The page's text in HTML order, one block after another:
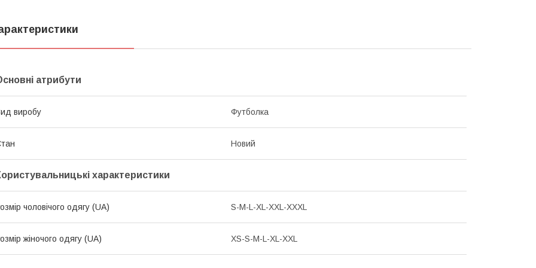
атрибути
виробу Футболка
Новий
характеристики
чоловічого одягу (UA) S-M-L-XL-XXL-ХХХL
жіночого одягу (UA) XS-S-M-L-XL-XXL